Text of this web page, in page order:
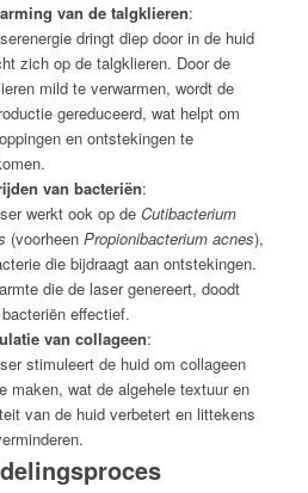
van de talgklieren:
dringt diep door in de huid
zich op de talgklieren. Door de
mild te verwarmen, wordt de
gereduceerd, wat helpt om
en ontstekingen te
van bacteriën:
werkt ook op de Cutibacterium
(voorheen Propionibacterium acnes),
die bijdraagt aan ontstekingen.
die de laser genereert, doodt
effectief.
van collageen:
stimuleert de huid om collageen
maken, wat de algehele textuur en
van de huid verbetert en littekens